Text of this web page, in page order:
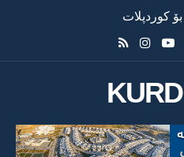
کوردپلات